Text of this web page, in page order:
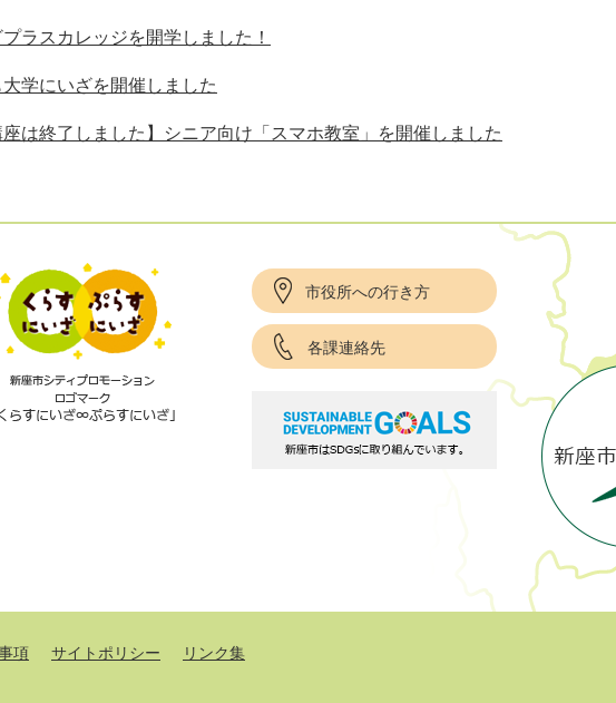
ラスカレッジを開学しました！
学にいざを開催しました
座は終了しました】シニア向け「スマホ教室」を開催しました
市役所への行き方
各課連絡先
項 サイトポリシー リンク集